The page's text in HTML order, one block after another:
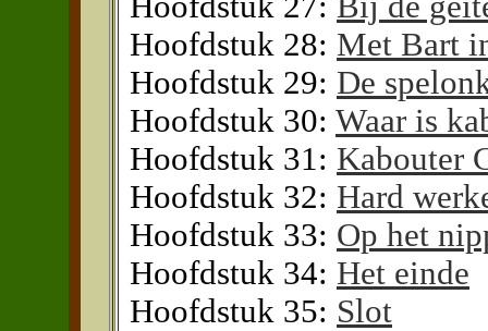
Hoofdstuk 28: Met Bart
Hoofdstuk 29: De
Hoofdstuk 30: Waar is
Hoofdstuk 31: Kabouter
Hoofdstuk 32: Hard
Hoofdstuk 33: Op het
Hoofdstuk 34: Het einde
Hoofdstuk 35: Slot